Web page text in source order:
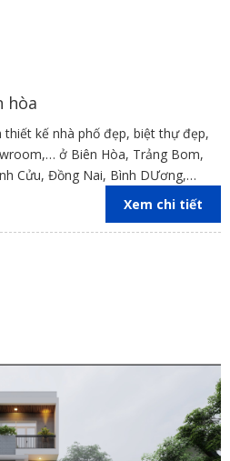
hòa
thiết kế nhà phố đẹp, biệt thự đẹp,
ở Biên Hòa, Trảng Bom,
Cửu, Đồng Nai, Bình DƯơng,
Xem chi tiết